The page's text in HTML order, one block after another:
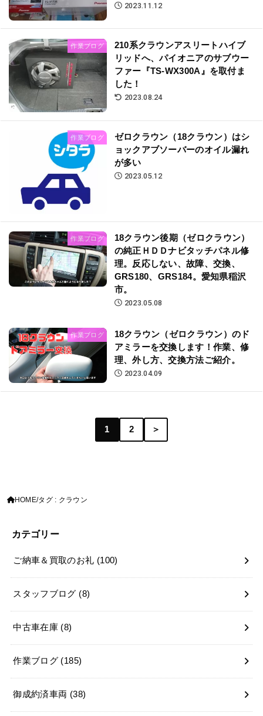
2023.11.12
作業ブログ
210系クラウンアスリートハイブ
リッドへ、パイオニアのサブウー
ファー『TS-WX300A』を取付ま
した！
2023.08.24
作業ブログ
ゼロクラウン（18クラウン）はシ
ョックアブソーバーのオイル漏れ
が多い
2023.05.12
作業ブログ
18クラウン後期（ゼロクラウン）
の純正ＨＤＤナビタッチパネル修
理。反応しない、故障、交換、
GRS180、GRS184。愛知県稲沢
市。
2023.05.08
作業ブログ
18クラウン（ゼロクラウン）のド
アミラーを交換します！作業、修
理、外し方、交換方法ご紹介。
2023.04.09
1 2 ＞
HOME タグ : クラウン
カテゴリー
ご納車＆買取のお礼 (100)
スタッフブログ (8)
中古車在庫 (8)
作業ブログ (185)
御成約済車両 (38)